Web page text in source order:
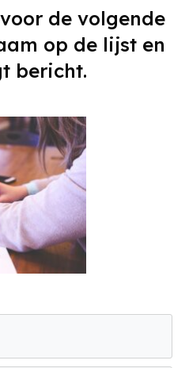
de volgende
op de lijst en
bericht.